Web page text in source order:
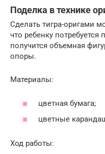
Поделка в технике
Сделать тигра-оригами
что ребенку
получится объемная
опоры.
Материалы:
цветная бумага;
цветные
Ход работы: